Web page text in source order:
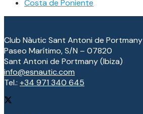
Costa de Poniente
Club Nàutic Sant Antoni de Portmany
Paseo Marítimo, S/N – 07820
Sant Antoni de Portmany (Ibiza)
info@esnautic.com
Tel.: +34 971 340 645